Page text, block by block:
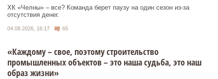
ХК «Челны» – все? Команда берет паузу на один сезон из-за
отсутствия денег.
04.08.2026, 16:17 65
«Каждому – свое, поэтому строительство
промышленных объектов – это наша судьба, это наш
образ жизни»